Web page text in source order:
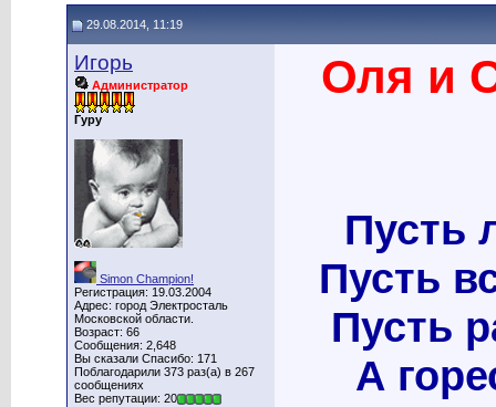
29.08.2014, 11:19
Игорь
Администратор
Гуру
Simon Champion!
Регистрация: 19.03.2004
Адрес: город Электросталь
Московской области.
Возраст: 66
Сообщения: 2,648
Вы сказали Спасибо: 171
Поблагодарили 373 раз(а) в 267
сообщениях
Вес репутации: 20
Оля и
Пусть
Пусть
Пусть
А